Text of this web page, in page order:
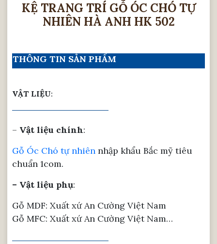
KỆ TRANG TRÍ GỖ ÓC CHÓ TỰ
NHIÊN HÀ ANH HK 502
THÔNG TIN SẢN PHẨM
VẬT LIỆU:
– Vật liệu chính:
Gỗ Óc Chó tự nhiên nhập khẩu Bắc mỹ tiêu
chuẩn 1com.
– Vật liệu phụ:
Gỗ MDF: Xuất xứ An Cường Việt Nam
Gỗ MFC: Xuất xứ An Cường Việt Nam…